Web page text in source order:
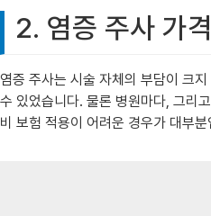
2. 염증 주사 가
염증 주사는 시술 자체의 부담이 크
수 있었습니다. 물론 병원마다, 그리
비 보험 적용이 어려운 경우가 대부